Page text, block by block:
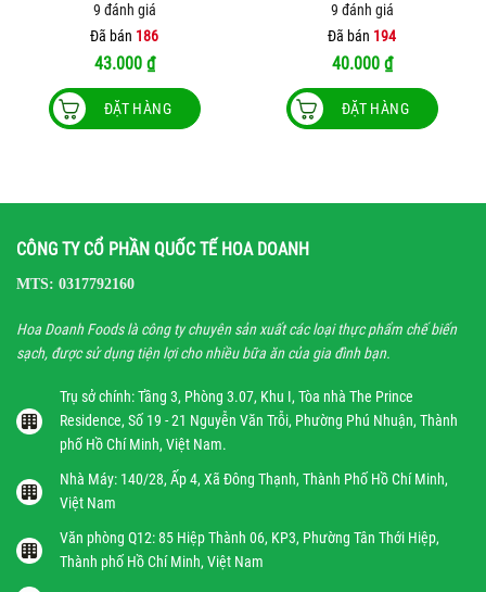
4.89trên 5
dựa trên
9 đánh giá
Đã bán 186
43.000 ₫
ĐẶT HÀNG
4.89trên 5
dựa trên
9 đánh giá
Đã bán 194
40.000 ₫
ĐẶT HÀNG
CÔNG TY CỔ PHẦN QUỐC TẾ HOA DOANH
MTS: 0317792160
Hoa Doanh Foods là công ty chuyên sản xuất các loại thực phẩm chế biến
sạch, được sử dụng tiện lợi cho nhiều bữa ăn của gia đình bạn.
Trụ sở chính: Tầng 3, Phòng 3.07, Khu I, Tòa nhà The Prince
Residence, Số 19 - 21 Nguyễn Văn Trỗi, Phường Phú Nhuận, Thành
phố Hồ Chí Minh, Việt Nam.
Nhà Máy: 140/28, Ấp 4, Xã Đông Thạnh, Thành Phố Hồ Chí Minh,
Việt Nam
Văn phòng Q12: 85 Hiệp Thành 06, KP3, Phường Tân Thới Hiệp,
Thành phố Hồ Chí Minh, Việt Nam